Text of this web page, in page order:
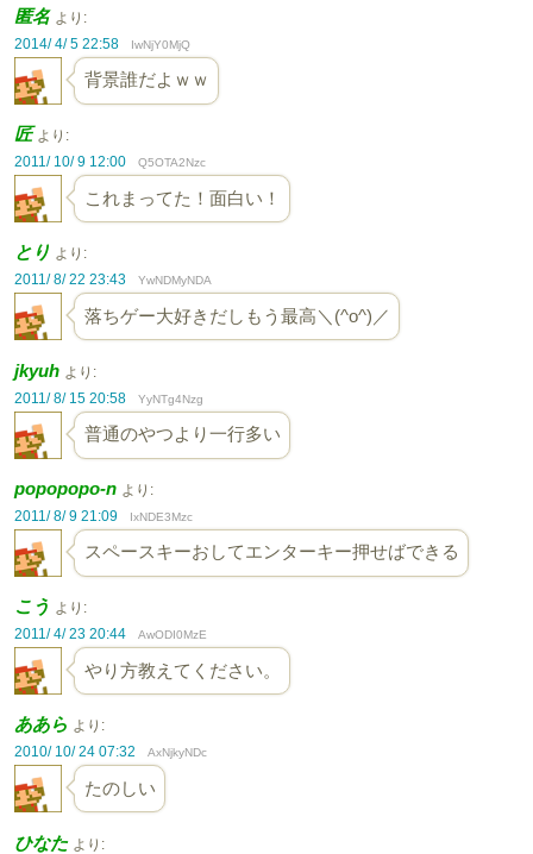
匿名 より:
2014/ 4/ 5 22:58
IwNjY0MjQ
背景誰だよｗｗ
匠 より:
2011/ 10/ 9 12:00
Q5OTA2Nzc
これまってた！面白い！
とり より:
2011/ 8/ 22 23:43
YwNDMyNDA
落ちゲー大好きだしもう最高＼(^o^)／
jkyuh より:
2011/ 8/ 15 20:58
YyNTg4Nzg
普通のやつより一行多い
popopopo-n より:
2011/ 8/ 9 21:09
IxNDE3Mzc
スペースキーおしてエンターキー押せばできる
こう より:
2011/ 4/ 23 20:44
AwODI0MzE
やり方教えてください。
ああら より:
2010/ 10/ 24 07:32
AxNjkyNDc
たのしい
ひなた より: